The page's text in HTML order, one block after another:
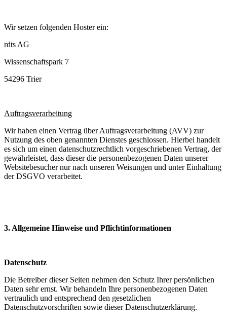
Wir setzen folgenden Hoster ein:
rdts AG
Wissenschaftspark 7
54296 Trier
Auftragsverarbeitung
Wir haben einen Vertrag über Auftragsverarbeitung (AVV) zur
Nutzung des oben genannten Dienstes geschlossen. Hierbei handelt
es sich um einen datenschutzrechtlich vorgeschriebenen Vertrag, der
gewährleistet, dass dieser die personenbezogenen Daten unserer
Websitebesucher nur nach unseren Weisungen und unter Einhaltung
der DSGVO verarbeitet.
3. Allgemeine Hinweise und Pflichtinformationen
Datenschutz
Die Betreiber dieser Seiten nehmen den Schutz Ihrer persönlichen
Daten sehr ernst. Wir behandeln Ihre personenbezogenen Daten
vertraulich und entsprechend den gesetzlichen
Datenschutzvorschriften sowie dieser Datenschutzerklärung.